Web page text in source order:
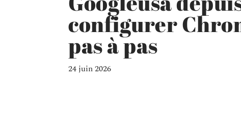
configurer
pas à pas
24 juin 2026